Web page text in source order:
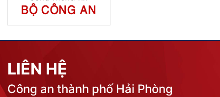
LIÊN HỆ
Công an thành phố Hải Phòng